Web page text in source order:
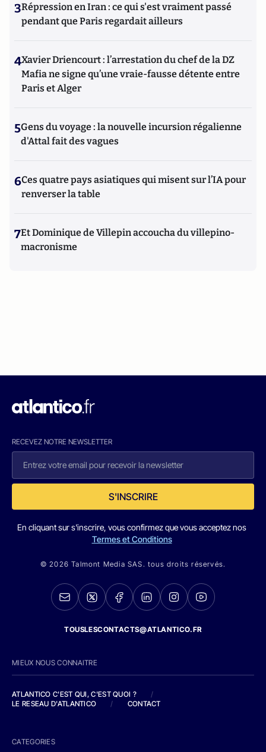
3Répression en Iran : ce qui s'est vraiment passé
pendant que Paris regardait ailleurs
4Xavier Driencourt : l’arrestation du chef de la DZ
Mafia ne signe qu’une vraie-fausse détente entre
Paris et Alger
5Gens du voyage : la nouvelle incursion régalienne
d'Attal fait des vagues
6Ces quatre pays asiatiques qui misent sur l’IA pour
renverser la table
7Et Dominique de Villepin accoucha du villepino-
macronisme
RECEVEZ NOTRE NEWSLETTER
S'INSCRIRE
En cliquant sur s'inscrire, vous confirmez que vous acceptez nos
Termes et Conditions
© 2026 Talmont Media SAS. tous droits réservés.
TOUSLESCONTACTS@ATLANTICO.FR
MIEUX NOUS CONNAITRE
ATLANTICO C'EST QUI, C'EST QUOI ?
/
LE RESEAU D'ATLANTICO
/ CONTACT
CATEGORIES